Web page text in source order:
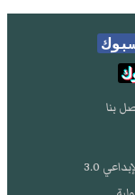
بنا
3.0